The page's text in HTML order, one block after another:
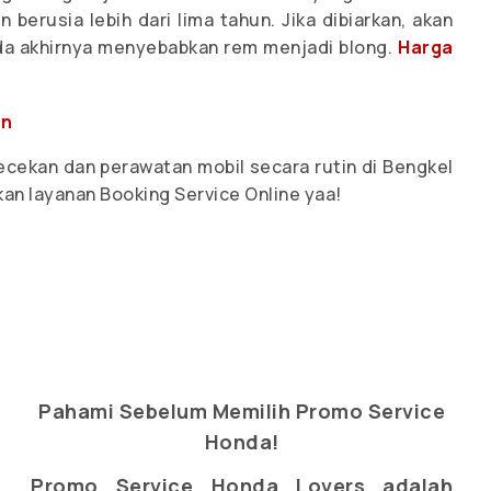
berusia lebih dari lima tahun. Jika dibiarkan, akan
akhirnya menyebabkan rem menjadi blong. Harga
dan perawatan mobil secara rutin di Bengkel
layanan Booking Service Online yaa!
Pahami Sebelum Memilih Promo Service
Honda!
Promo Service Honda Lovers adalah